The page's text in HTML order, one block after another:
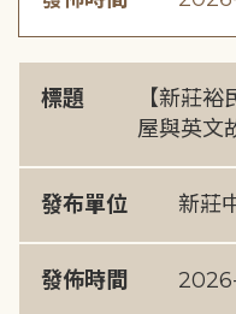
標題
【新莊
屋與英文
發布單位 新莊
發佈時間